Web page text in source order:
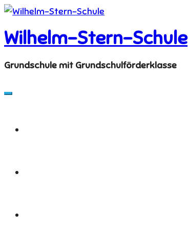
Skip
content
Wilhelm-Stern-Schule
Grundschule mit Grundschulförderklasse